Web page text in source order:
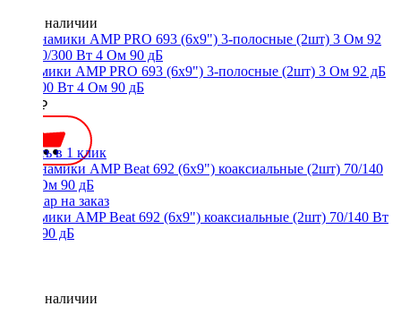
Нет в наличии
Динамики AMP PRO 693 (6x9") 3-полосные (2шт) 3 Ом 92 дБ
150/300 Вт 4 Ом 90 дБ
5900 ₽
Купить в 1 клик
Динамики AMP Beat 692 (6x9") коаксиальные (2шт) 70/140 Вт
3 Ом 90 дБ
Нет в наличии